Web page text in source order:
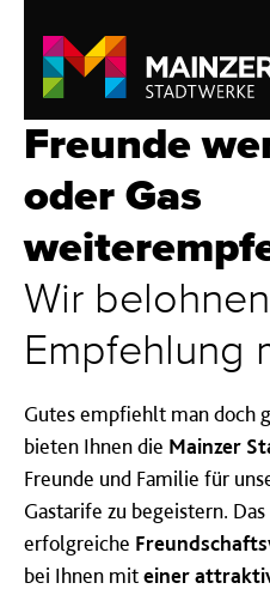
Freunde
oder Gas
Wir
Empfehlung
Gutes empfiehlt man doch
bieten Ihnen die Mainzer
Freunde und Familie für
Gastarife zu begeistern.
erfolgreiche
bei Ihnen miteiner